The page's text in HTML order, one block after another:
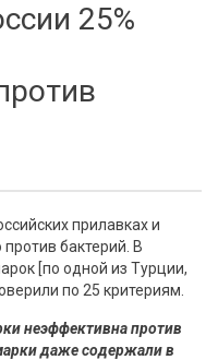
25%
прилавках и
бактерий. В
[по одной из Турции,
по 25 критериям.
неэффективна против
даже содержали в